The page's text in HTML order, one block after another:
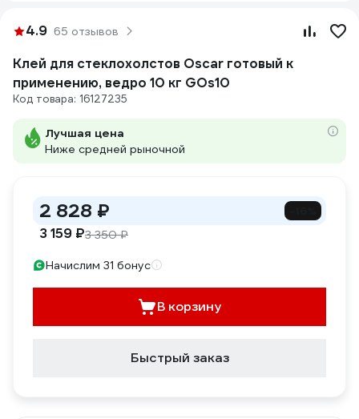
4.9 65 отзывов
Клей для стеклохолстов Oscar готовый к
применению, ведро 10 кг GOs10
Код товара: 16127235
Лучшая цена
Ниже средней рыночной
2 828 ₽
3 159 ₽3 350 ₽
Начислим 31 бонус
В корзину
Быстрый заказ